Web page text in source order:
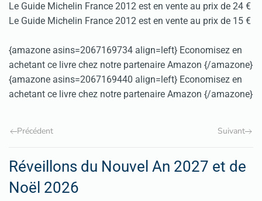
Le Guide Michelin France 2012 est en vente au prix de 24 €
Le Guide Michelin France 2012 est en vente au prix de 15 €
{amazone asins=2067169734 align=left} Economisez en
achetant ce livre chez notre partenaire Amazon {/amazone}
{amazone asins=2067169440 align=left} Economisez en
achetant ce livre chez notre partenaire Amazon {/amazone}
Précédent Suivant
Réveillons du Nouvel An 2027 et de
Noël 2026